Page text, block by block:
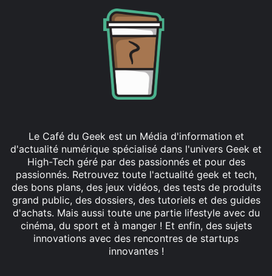
Le Café du Geek est un Média d'information et
d'actualité numérique spécialisé dans l'univers Geek et
High-Tech géré par des passionnés et pour des
passionnés. Retrouvez toute l'actualité geek et tech,
des bons plans, des jeux vidéos, des tests de produits
grand public, des dossiers, des tutoriels et des guides
d'achats. Mais aussi toute une partie lifestyle avec du
cinéma, du sport et à manger ! Et enfin, des sujets
innovations avec des rencontres de startups
innovantes !